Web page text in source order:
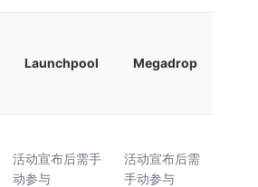
Launchpool Megadrop
活动宣布后需手
动参与
活动宣布后需
手动参与